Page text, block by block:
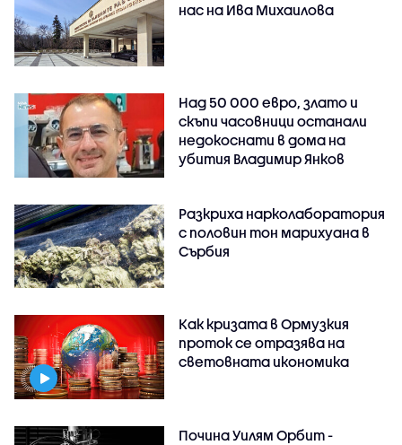
нас на Ива Михаилова
Над 50 000 евро, злато и
скъпи часовници останали
недокоснати в дома на
убития Владимир Янков
Разкриха нарколаборатория
с половин тон марихуана в
Сърбия
Как кризата в Ормузкия
проток се отразява на
световната икономика
Почина Уилям Орбит -